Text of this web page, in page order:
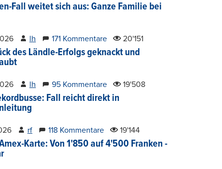
Fall weitet sich aus: Ganze Familie bei
lh 171 Kommentare 20'151
des Ländle-Erfolgs geknackt und
lh 95 Kommentare 19'508
Fall reicht direkt in
rf 118 Kommentare 19'144
Karte: Von 1'850 auf 4'500 Franken -